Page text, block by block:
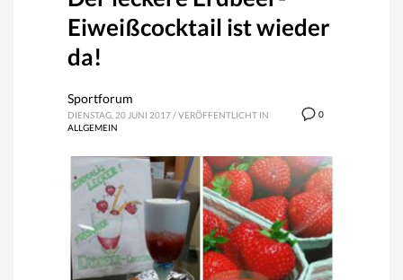
Eiweißcocktail ist wieder
da!
0
Sportforum
DIENSTAG, 20 JUNI 2017/VERÖFFENTLICHT IN
ALLGEMEIN